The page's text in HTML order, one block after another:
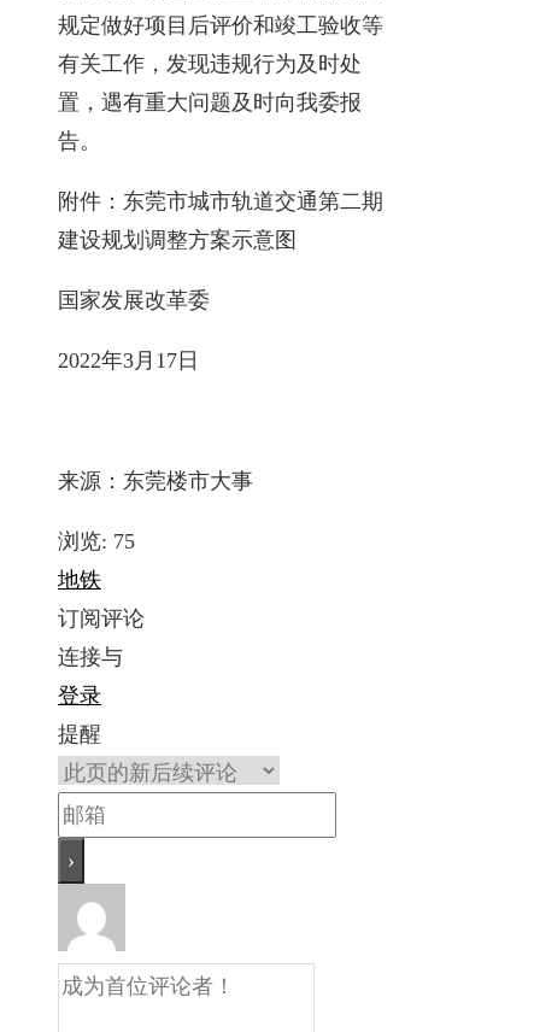
规定做好项目后评价和竣工验收等
有关工作，发现违规行为及时处
置，遇有重大问题及时向我委报
告。
附件：东莞市城市轨道交通第二期
建设规划调整方案示意图
国家发展改革委
2022年3月17日
来源：东莞楼市大事
浏览: 75
地铁
订阅评论
连接与
登录
提醒